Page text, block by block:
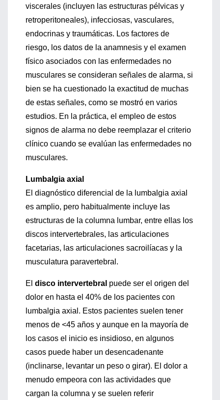
viscerales (incluyen las estructuras pélvicas y
retroperitoneales), infecciosas, vasculares,
endocrinas y traumáticas. Los factores de
riesgo, los datos de la anamnesis y el examen
físico asociados con las enfermedades no
musculares se consideran señales de alarma, si
bien se ha cuestionado la exactitud de muchas
de estas señales, como se mostró en varios
estudios. En la práctica, el empleo de estos
signos de alarma no debe reemplazar el criterio
clínico cuando se evalúan las enfermedades no
musculares.
Lumbalgia axial
El diagnóstico diferencial de la lumbalgia axial
es amplio, pero habitualmente incluye las
estructuras de la columna lumbar, entre ellas los
discos intervertebrales, las articulaciones
facetarias, las articulaciones sacroilíacas y la
musculatura paravertebral.
El disco intervertebral puede ser el origen del
dolor en hasta el 40% de los pacientes con
lumbalgia axial. Estos pacientes suelen tener
menos de <45 años y aunque en la mayoría de
los casos el inicio es insidioso, en algunos
casos puede haber un desencadenante
(inclinarse, levantar un peso o girar). El dolor a
menudo empeora con las actividades que
cargan la columna y se suelen referir